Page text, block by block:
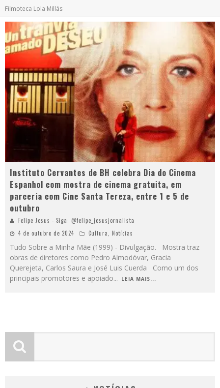
Filmoteca Lola Millás
Instituto Cervantes de BH celebra Dia do Cinema
Espanhol com mostra de cinema gratuita, em
parceria com Cine Santa Tereza, entre 1 e 5 de
outubro
Felipe Jesus - Siga: @felipe_jesusjornalista
4 de outubro de 2024
Cultura, Notícias
Tudo Sobre a Minha Mãe (1999) - Divulgação. Mostra traz
obras de diretores como Pedro Almodóvar, Gracia
Querejeta, Carlos Saura e José Luis Cuerda Como um dos
principais promotores e apoiado... LEIA MAIS...